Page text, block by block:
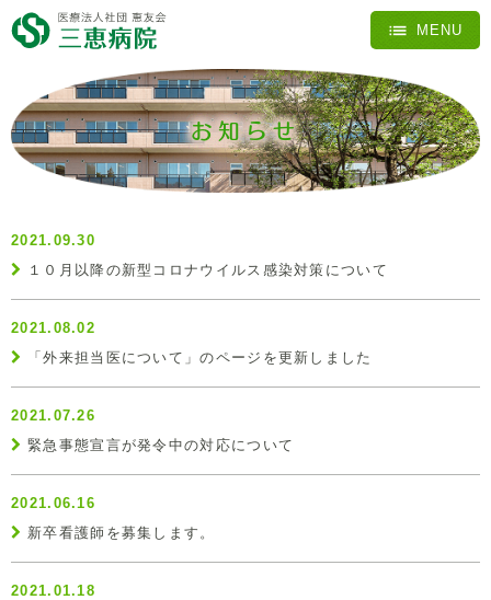
お知らせ
2021.09.30
１０月以降の新型コロナウイルス感染対策について
2021.08.02
「外来担当医について」のページを更新しました
2021.07.26
緊急事態宣言が発令中の対応について
2021.06.16
新卒看護師を募集します。
2021.01.18